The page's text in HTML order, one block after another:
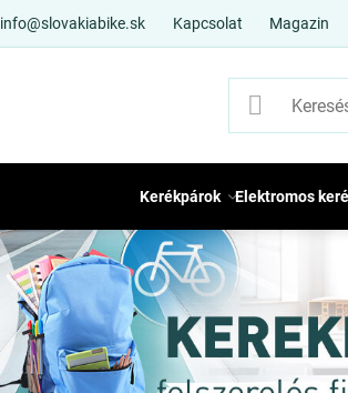
info@slovakiabike.sk Kapcsolat Magazin
Kerékpárok Elektromos